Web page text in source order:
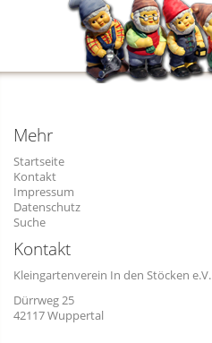
Mehr
Startseite
Kontakt
Impressum
Datenschutz
Suche
Kontakt
Kleingartenverein In den Stöcken e.V.
Dürrweg 25
42117 Wuppertal